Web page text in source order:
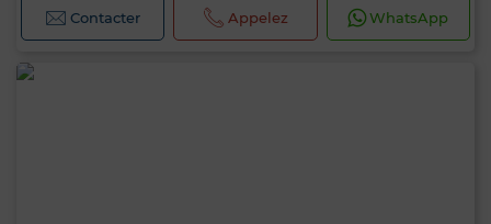
Contacter Appelez WhatsApp